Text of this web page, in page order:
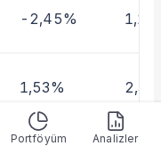
-2,45%
1,53%
Portföyüm Analizler